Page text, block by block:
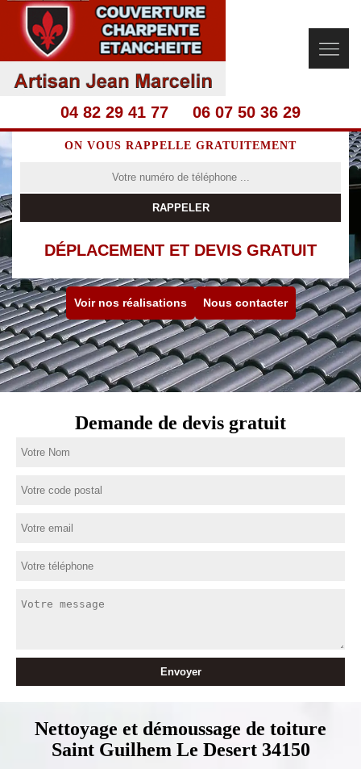
04 82 29 41 77 06 07 50 36 29
ON VOUS RAPPELLE GRATUITEMENT
DÉPLACEMENT ET DEVIS GRATUIT
Voir nos réalisations Nous contacter
Demande de devis gratuit
Nettoyage et démoussage de toiture
Saint Guilhem Le Desert 34150